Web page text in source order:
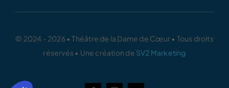
© 2024 - 2026 • Théâtre de la Dame de Cœur • Tous droits
réservés • Une création de SV2 Marketing